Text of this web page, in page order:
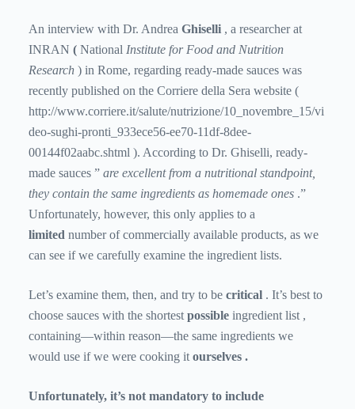
An interview with Dr. Andrea Ghiselli , a researcher at
INRAN ( National Institute for Food and Nutrition
Research ) in Rome, regarding ready-made sauces was
recently published on the Corriere della Sera website (
http://www.corriere.it/salute/nutrizione/10_novembre_15/vi
deo-sughi-pronti_933ece56-ee70-11df-8dee-
00144f02aabc.shtml ). According to Dr. Ghiselli, ready-
made sauces ” are excellent from a nutritional standpoint,
they contain the same ingredients as homemade ones .”
Unfortunately, however, this only applies to a
limited number of commercially available products, as we
can see if we carefully examine the ingredient lists.
Let’s examine them, then, and try to be critical . It’s best to
choose sauces with the shortest possible ingredient list ,
containing—within reason—the same ingredients we
would use if we were cooking it ourselves .
Unfortunately, it’s not mandatory to include